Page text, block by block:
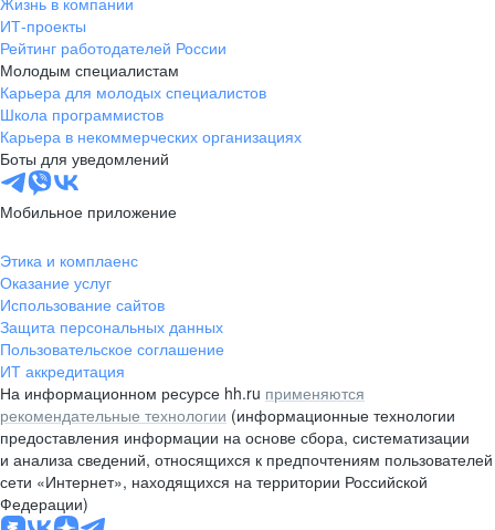
ИТ-проекты
Рейтинг работодателей России
Молодым специалистам
Карьера для молодых специалистов
Школа программистов
Карьера в некоммерческих организациях
Боты для уведомлений
Мобильное приложение
Этика и комплаенс
Оказание услуг
Использование сайтов
Защита персональных данных
Пользовательское соглашение
ИТ аккредитация
На информационном ресурсе hh.ru применяются
рекомендательные технологии (информационные технологии
предоставления информации на основе сбора, систематизации
и анализа сведений, относящихся к предпочтениям пользователей
сети «Интернет», находящихся на территории Российской
Федерации)